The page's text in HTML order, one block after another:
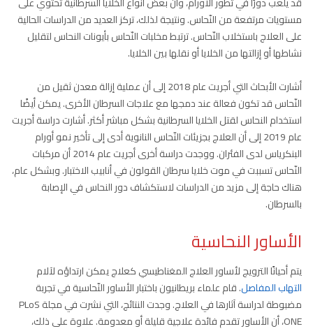
مستويات مرتفعة من النّحاس. ونتيجة لذلك، تركز العديد من الدراسات الحالية
على العلاج باستخلاب النّحاس. ترتبط مخلبات النّحاس بأيونات النحاس لتقليل
نشاطها أو إزالتها من الخلايا أو نقلها بين الخلايا.
أشارت الأبحاث التي أجريت عام 2018 إلى أن عملية إزالة معدن ثقيل من
النّحاس قد تكون فعالة عند دمجها مع علاجات السرطان الأخرى. يمكن أيضًا
استخدام النحاس لقتل الخلايا السرطانية بشكل مباشر أكثر. أشارت دراسة أجريت
عام 2019 إلى أن العلاج بجزيئات النّحاس النانوية أدى إلى تأخير نمو أورام
البنكرياس لدى الفئران. ووجدت دراسة أخرى أجريت عام 2014 أن مركبات
النّحاس تسببت في موت خلايا سرطان القولون في أنابيب الاختبار. وبشكل عام،
هناك حاجة إلى مزيد من الدراسات لاستكشاف دور النحاس في الإصابة
بالسرطان.
الأساور النحاسية
يتم أحيانًا الترويج لأساور العلاج المغناطيسي كعلاج يمكن ارتداؤه لآلام
التهاب المفاصل. قام علماء بريطانيون باختبار الأساور النّحاسية في تجربة
مضبوطة لدراسة آثارها في العلاج. وجدت النتائج، التي نشرت في مجلة PLoS
ONE، أن الأساور تقدم فائدة علاجية قليلة أو معدومة. علاوة على ذلك،